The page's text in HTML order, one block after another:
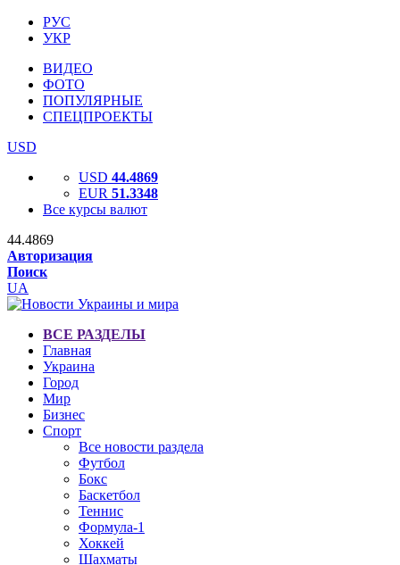
РУС
УКР
ВИДЕО
ФОТО
ПОПУЛЯРНЫЕ
СПЕЦПРОЕКТЫ
USD
USD 44.4869
EUR 51.3348
Все курсы валют
44.4869
Авторизация
Поиск
UA
ВСЕ РАЗДЕЛЫ
Главная
Украина
Город
Мир
Бизнес
Спорт
Все новости раздела
Футбол
Бокс
Баскетбол
Теннис
Формула-1
Хоккей
Шахматы